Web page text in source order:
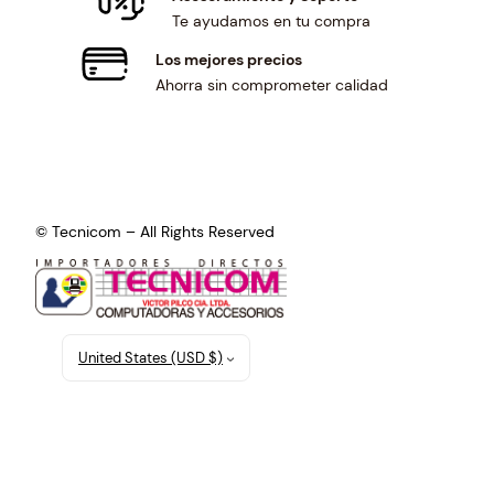
Te ayudamos en tu compra
Los mejores precios
Ahorra sin comprometer calidad
© Tecnicom – All Rights Reserved
United States (USD $)